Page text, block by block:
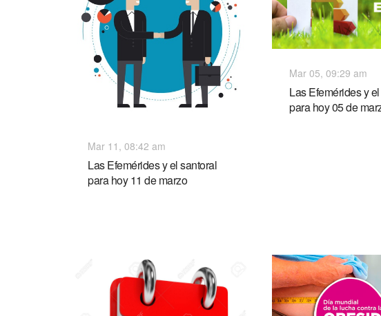
Mar 11, 08:42 am
Las Efemérides y el santoral
para hoy 11 de marzo
Mar 05, 09:29 am
Las Efemérides y
para hoy 05 de